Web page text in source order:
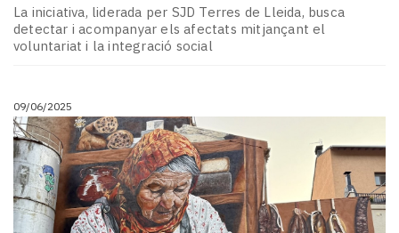
La iniciativa, liderada per SJD Terres de Lleida, busca
detectar i acompanyar els afectats mitjançant el
voluntariat i la integració social
09/06/2025